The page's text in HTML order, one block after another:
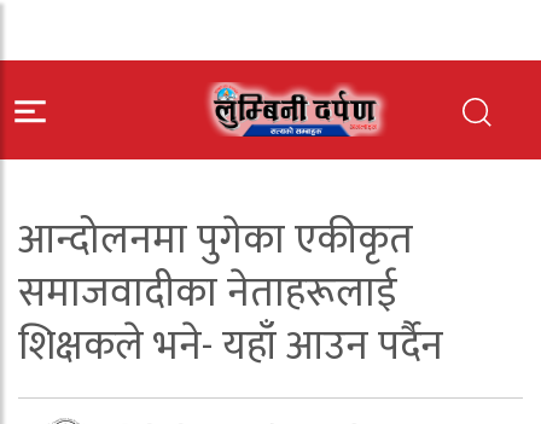
आन्दोलनमा पुगेका एकीकृत
समाजवादीका नेताहरूलाई
शिक्षकले भने- यहाँ आउन पर्दैन